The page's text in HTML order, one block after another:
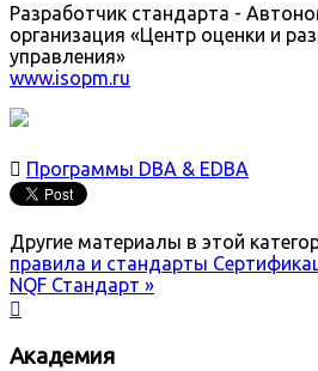
Разработчик стандарта -
организация «Центр оценки и
управления»
www.isopm.ru
 Программы DBA & EDBA
Другие материалы в этой
правила и стандарты
NQF Стандарт »

Академия